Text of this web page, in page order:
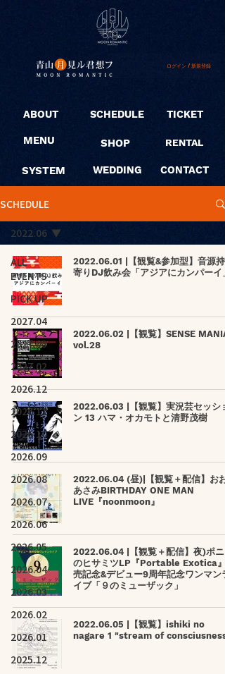
ログイン / 新規登録
ABOUT
MENU
SYSTEM
SCHEDULE
SHOP
WEDDING
TICKET
RENTAL
CONTACT
SCHEDULE
ALL
EVENTS
PICK UP
2027.04
2027.03
2027.02
2026.12
2026.11
2026.10
2026.09
2026.08
2026.07
2026.06
2026.05
2026.04
2026.03
2026.02
2026.01
2025.12
2022.06
2022.06.01 |【観覧&参加型】音源持
寄りDJ飲み会「アジアにカンパーイ
2022.06.02 |【観覧】SENSE MANIA
vol.28
2022.06.03 |【観覧】実況芸セッショ
ン 13 ハマ・オカモトと清野茂樹
2022.06.04 (昼)|【観覧＋配信】おお
あさみBIRTHDAY ONE MAN
LIVE『noonmoon』
2022.06.04 |【観覧＋配信】夜)ポニ
のヒサミツLP『Portable Exotica』
売記念&デビュー9周年記念ワンマンラ
イブ「９のミューザック」
2022.06.05 |【観覧】ishiki no
nagare 1 "stream of